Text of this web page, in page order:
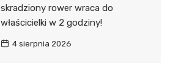
skradziony rower wraca do
właścicielki w 2 godziny!
4 sierpnia 2026